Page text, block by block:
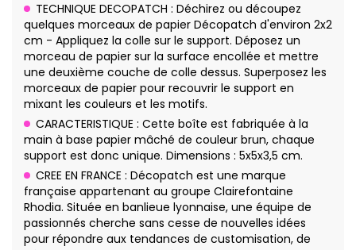
TECHNIQUE DECOPATCH : Déchirez ou découpez
quelques morceaux de papier Décopatch d'environ 2x2
cm - Appliquez la colle sur le support. Déposez un
morceau de papier sur la surface encollée et mettre
une deuxième couche de colle dessus. Superposez les
morceaux de papier pour recouvrir le support en
mixant les couleurs et les motifs.
CARACTERISTIQUE : Cette boîte est fabriquée à la
main à base papier mâché de couleur brun, chaque
support est donc unique. Dimensions : 5x5x3,5 cm.
CREE EN FRANCE : Décopatch est une marque
française appartenant au groupe Clairefontaine
Rhodia. Située en banlieue lyonnaise, une équipe de
passionnés cherche sans cesse de nouvelles idées
pour répondre aux tendances de customisation, de